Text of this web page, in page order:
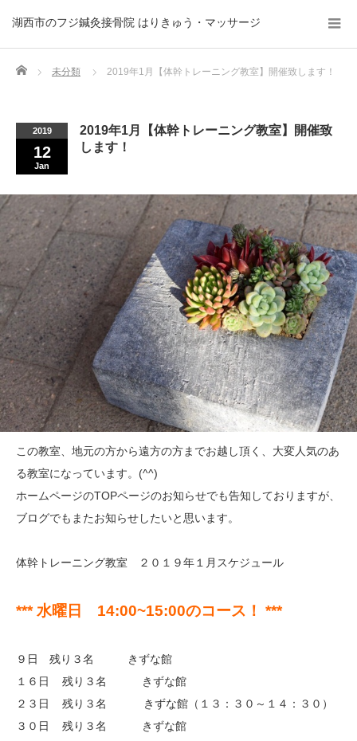
湖西市のフジ鍼灸接骨院 はりきゅう・マッサージ
Home 未分類 2019年1月【体幹トレーニング教室】開催致します！
2019
12
Jan
2019年1月【体幹トレーニング教室】開催致
します！
この教室、地元の方から遠方の方までお越し頂く、大変人気のあ
る教室になっています。(^^)
ホームページのTOPページのお知らせでも告知しておりますが、
ブログでもまたお知らせしたいと思います。
体幹トレーニング教室 ２０１９年１月スケジュール
*** 水曜日 14:00~15:00のコース！ ***
９日 残り３名 きずな館
１６日 残り３名 きずな館
２３日 残り３名 きずな館（１３：３０～１４：３０）
３０日 残り３名 きずな館